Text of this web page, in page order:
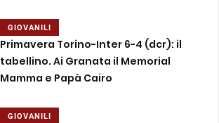
GIOVANILI
Primavera Torino-Inter 6-4 (dcr): il
tabellino. Ai Granata il Memorial
Mamma e Papà Cairo
GIOVANILI